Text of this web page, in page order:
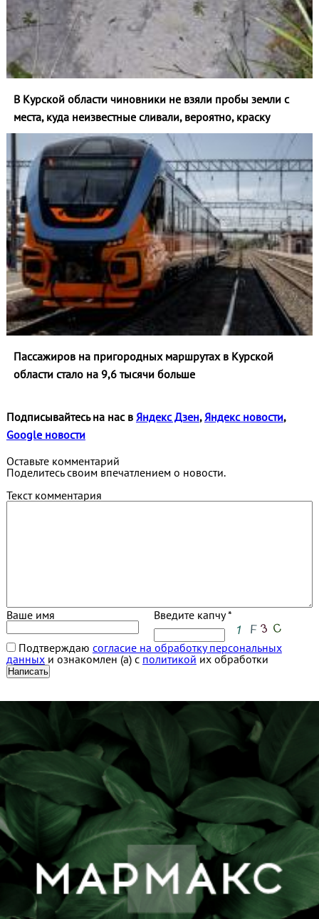
В Курской области чиновники не взяли пробы земли с
места, куда неизвестные сливали, вероятно, краску
Пассажиров на пригородных маршрутах в Курской
области стало на 9,6 тысячи больше
Подписывайтесь на нас в Яндекс Дзен,Яндекс новости,
Google новости
Оставьте комментарий
Поделитесь своим впечатлением о новости.
Текст комментария
Ваше имя Введите капчу *
Подтверждаю согласие на обработку персональных
данныхи ознакомлен (а) с политикой их обработки